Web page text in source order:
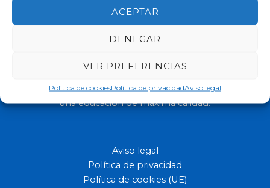
ACEPTAR
DENEGAR
VER PREFERENCIAS
Política de cookiesPolítica de privacidadAviso legal
Ofrecemos a los niños y jóvenes con capacidades diferentes
una educación de máxima calidad.
Aviso legal
Política de privacidad
Política de cookies (UE)